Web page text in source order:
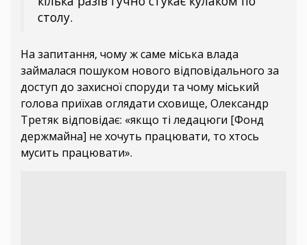
столу.
На запитання, чому ж саме міська влада
займалася пошуком нового відповідального за
доступ до захисної споруди та чому міський
голова приїхав оглядати сховище, Олександр
Третяк відповідає: «якщо ті ледацюги [Фонд
держмайна] не хочуть працювати, то хтось
мусить працювати».